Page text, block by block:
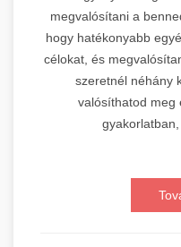
megvalósítani a
hogy hatékonyabb
célokat, és
szeretnél néhány
valósíthatod meg